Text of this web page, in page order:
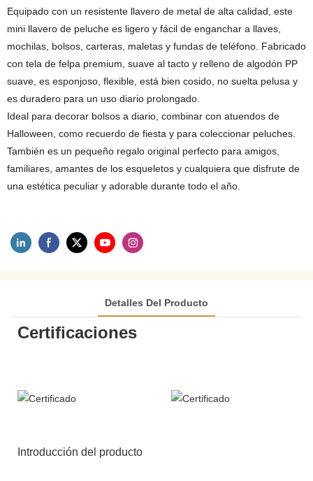
Equipado con un resistente llavero de metal de alta calidad, este
mini llavero de peluche es ligero y fácil de enganchar a llaves,
mochilas, bolsos, carteras, maletas y fundas de teléfono. Fabricado
con tela de felpa premium, suave al tacto y relleno de algodón PP
suave, es esponjoso, flexible, está bien cosido, no suelta pelusa y
es duradero para un uso diario prolongado.
Ideal para decorar bolsos a diario, combinar con atuendos de
Halloween, como recuerdo de fiesta y para coleccionar peluches.
También es un pequeño regalo original perfecto para amigos,
familiares, amantes de los esqueletos y cualquiera que disfrute de
una estética peculiar y adorable durante todo el año.
Detalles Del Producto
Certificaciones
Introducción del producto